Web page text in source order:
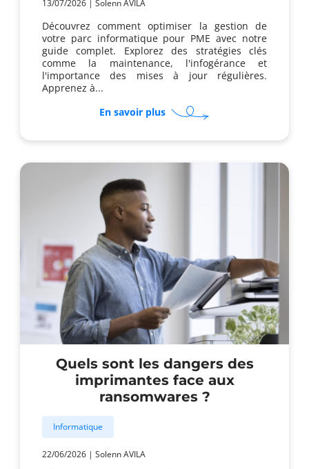
13/07/2026 Solenn AVILA
Découvrez comment optimiser la gestion de
votre parc informatique pour PME avec notre
guide complet. Explorez des stratégies clés
comme la maintenance, l'infogérance et
l'importance des mises à jour régulières.
Apprenez à...
En savoir plussur
Comment
parc
Quels sont les dangers des
imprimantes face aux
ransomwares ?
Informatique
22/06/2026 | Solenn AVILA